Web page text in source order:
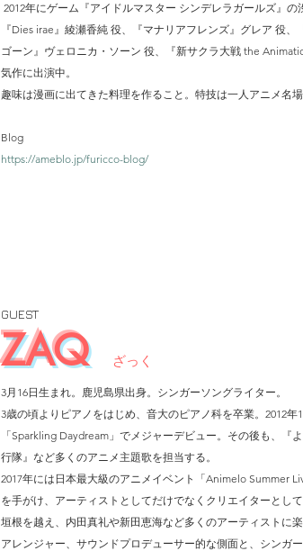
2012年にゲーム『アイドルマスター シンデレラガールズ』
『Dies irae』綾瀬香純 役、『マナリアフレンズ』グレア 役
ゴーン』ヴェロニカ・ソーン 役、『新サクラ大戦 the
気作に出演中。
趣味は漫画に出てきた料理を作ること。特技は一人アニメ名場
Blog
https://ameblo.jp/furicco-blog/
GUEST
ZAQ ざっく
3月16日生まれ。鹿児島県出身。シンガーソングライター。
3歳の頃よりピアノをはじめ、音大のピアノ科を卒業。2012
「Sparkling Daydream」でメジャーデビュー。その後も、
行隊』など多くのアニメ主題歌を担当する。
2017年には日本最大級のアニメイベント「Animelo Summer
を手がけ、アーティストとしてだけでなくクリエイターとし
垣根を越え、内田真礼や新田恵海など多くのアーティストに楽
アレンジャー、サウンドプロデューサー的な側面と、シンガ